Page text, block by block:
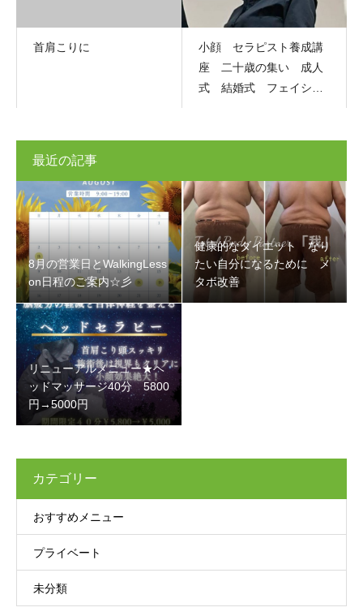
首肩こりに
小顔 セラピスト養成講
座 二十歳の集い 成人
式 結婚式 フェイシャ
最近の記事
8月の営業日とWalkingLess
on日程のご案内☆彡
健康的なダイエット なり
たい自分になるために メ
タボ改善
リニューアルメニュー★ヘ
ッドマッサージ40分 5800
円→5000円
カテゴリー
おすすめメニュー
プライベート
未分類